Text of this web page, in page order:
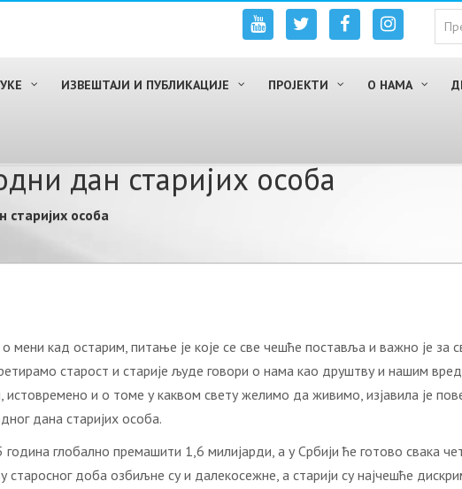
ИЗВЕШТАЈИ И ПУБЛИКАЦИЈЕ ПРОЈЕКТИ О НАМА
дан старијих особа
особа
мени кад остарим, питање је које се све чешће поставља и важно је за
старост и старије људе говори о нама као друштву и нашим
и о томе у каквом свету желимо да живимо, изјавила је
дана старијих особа.
глобално премашити 1,6 милијарди, а у Србији ће готово свака
старосног доба озбиљне су и далекосежне, а старији су најчешће